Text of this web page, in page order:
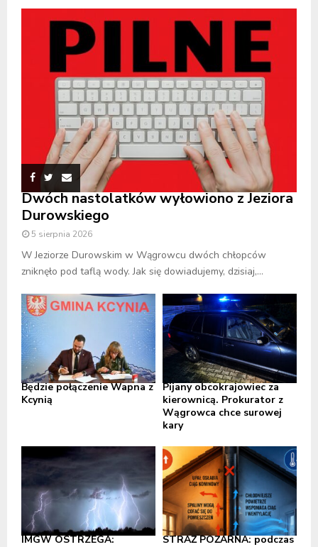
Dwóch nastolatków wyłowiono z Jeziora
Durowskiego
5 sierpnia 2026
W Jeziorze Durowskim w Wągrowcu dwóch chłopców
zniknęło pod taflą wody. Jak się dowiadujemy, dzisiaj,...
Będzie połączenie Wapna z
Kcynią
Pijany obcokrajowiec za
kierownicą. Prokurator z
Wągrowca chce surowej
kary
IMGW OSTRZEGA:
STRAŻ POŻARNA: podczas